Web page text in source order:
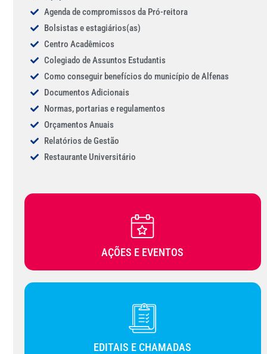
Agenda de compromissos da Pró-reitora
Bolsistas e estagiários(as)
Centro Acadêmicos
Colegiado de Assuntos Estudantis
Como conseguir benefícios do município de Alfenas
Documentos Adicionais
Normas, portarias e regulamentos
Orçamentos Anuais
Relatórios de Gestão
Restaurante Universitário
AÇÕES E EVENTOS
EDITAIS E CHAMADAS